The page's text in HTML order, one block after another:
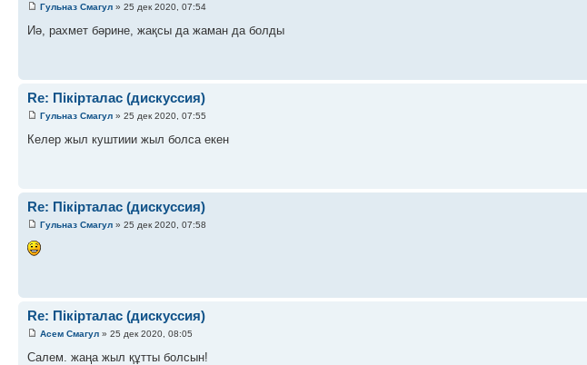
Гульназ Смагул » 25 дек 2020, 07:54
Иә, рахмет бәрине, жақсы да жаман да болды
Re: Пікірталас (дискуссия)
Гульназ Смагул » 25 дек 2020, 07:55
Келер жыл куштиии жыл болса екен
Re: Пікірталас (дискуссия)
Гульназ Смагул » 25 дек 2020, 07:58
Re: Пікірталас (дискуссия)
Асем Смагул » 25 дек 2020, 08:05
Салем. жаңа жыл құтты болсын!